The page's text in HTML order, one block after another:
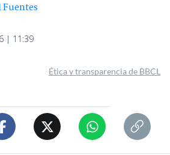
Fuentes
| 11:39
Ética y transparencia de BBCL